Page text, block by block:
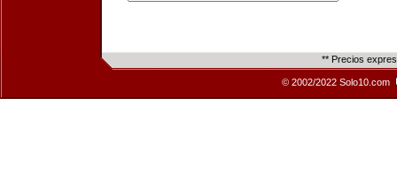
** Precios
© 2002/2022 Solo10.com